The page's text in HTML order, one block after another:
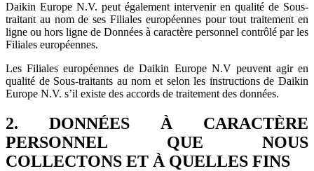
Daikin Europe N.V. peut également intervenir en qualité de Sous-
traitant au nom de ses Filiales européennes pour tout traitement en
ligne ou hors ligne de Données à caractère personnel contrôlé par les
Filiales européennes.
Les Filiales européennes de Daikin Europe N.V peuvent agir en
qualité de Sous-traitants au nom et selon les instructions de Daikin
Europe N.V. s’il existe des accords de traitement des données.
2. DONNÉES À CARACTÈRE
PERSONNEL QUE NOUS
COLLECTONS ET À QUELLES FINS